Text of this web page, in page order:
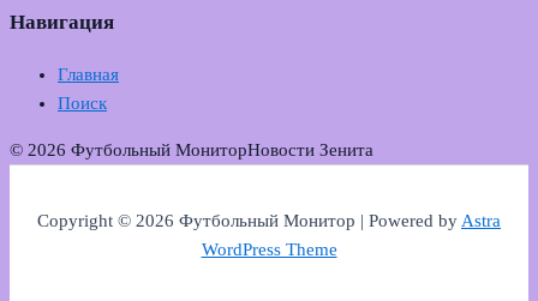
Навигация
Главная
Поиск
© 2026 Футбольный МониторНовости Зенита
Copyright © 2026 Футбольный Монитор | Powered byAstra
WordPress Theme